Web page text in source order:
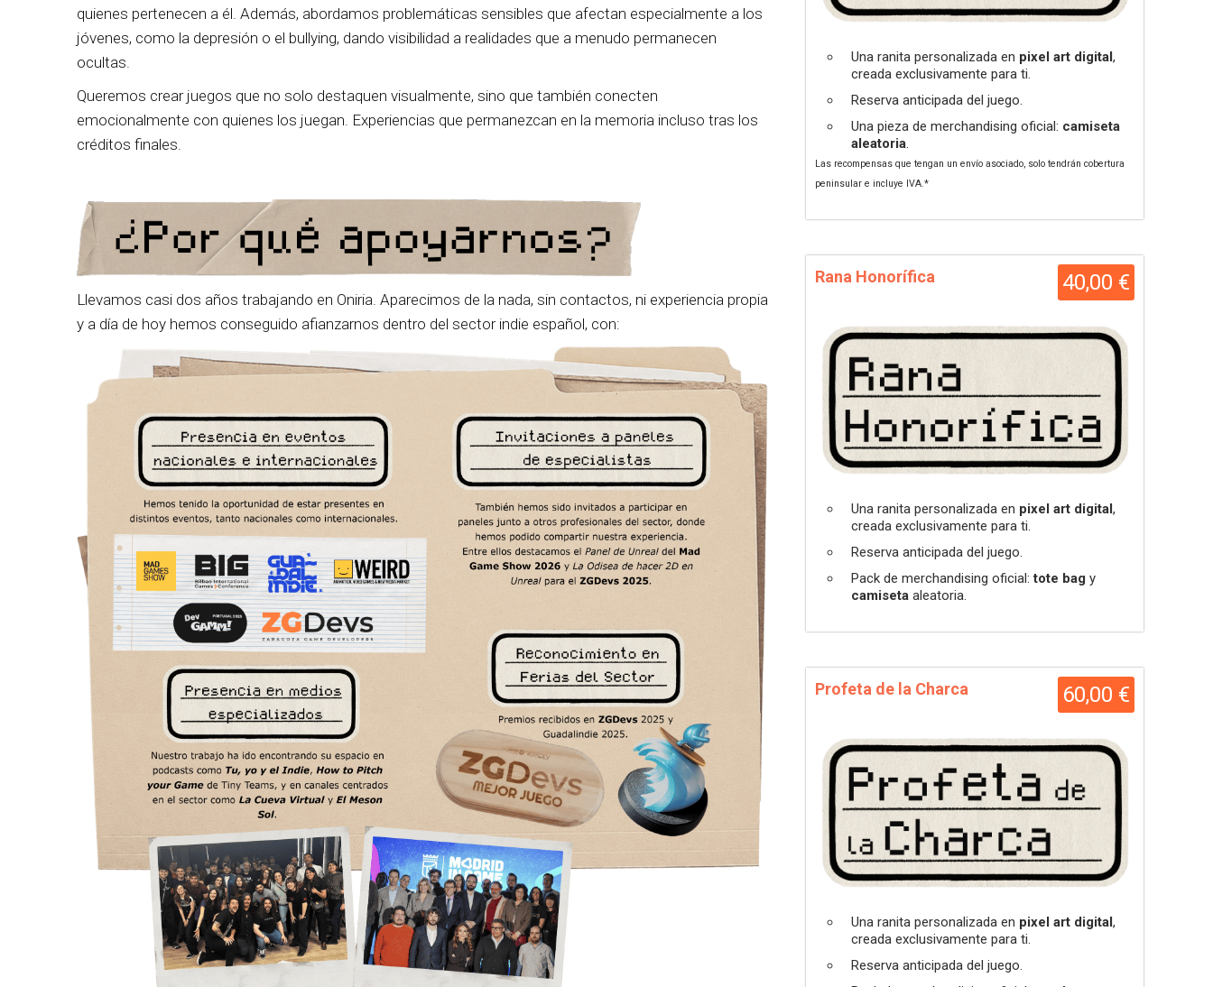
quienes pertenecen a él. Además, abordamos problemáticas sensibles que afectan especialmente a los
jóvenes, como la depresión o el bullying, dando visibilidad a realidades que a menudo permanecen
ocultas.
Queremos crear juegos que no solo destaquen visualmente, sino que también conecten
emocionalmente con quienes los juegan. Experiencias que permanezcan en la memoria incluso tras los
créditos finales.
Llevamos casi dos años trabajando en Oniria. Aparecimos de la nada, sin contactos, ni experiencia propia
y a día de hoy hemos conseguido afianzarnos dentro del sector indie español, con:
Una ranita personalizada en pixel art digital ,
creada exclusivamente para ti.
Reserva anticipada del juego.
Una pieza de merchandising oficial: camiseta
aleatoria.
Las recompensas que tengan un envío asociado, solo tendrán cobertura
peninsular e incluye IVA.*
40,00 €
Rana Honorífica
Una ranita personalizada en pixel art digital ,
creada exclusivamente para ti.
Reserva anticipada del juego.
Pack de merchandising oficial:tote bag y
camiseta aleatoria.
60,00 €
Profeta de la Charca
Una ranita personalizada en pixel art digital,
creada exclusivamente para ti.
Reserva anticipada del juego.